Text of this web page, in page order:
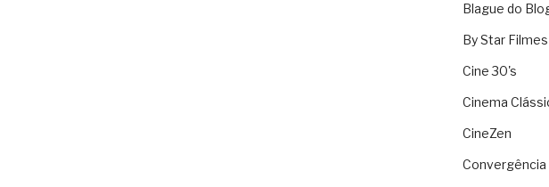
Blague do
By Star Filmes
Cine 30's
Cinema
CineZen
Convergência